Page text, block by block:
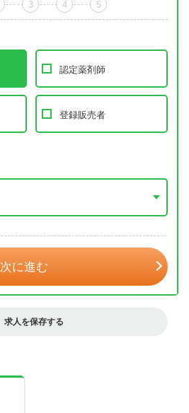
3 4 5
認定薬剤師
登録販売者
次に進む
求人を保存する